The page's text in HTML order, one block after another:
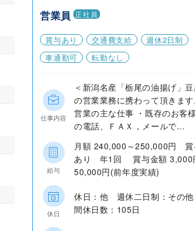
営業員 正社員
賞与あり 交通費支給
週休2日制
車通勤可
転勤なし
仕事内容
＜新潟名産「栃尾の油揚げ」
の営業業務に携わって頂きます
営業の主な仕事 ・既存のお客
の電話、ＦＡＸ，メールで...
給与
月額 240,000～250,000円 賞
あり 年1回 賞与金額 3,000
50,000円(前年度実績)
休日
休日：他 週休二日制：その
間休日数：105日